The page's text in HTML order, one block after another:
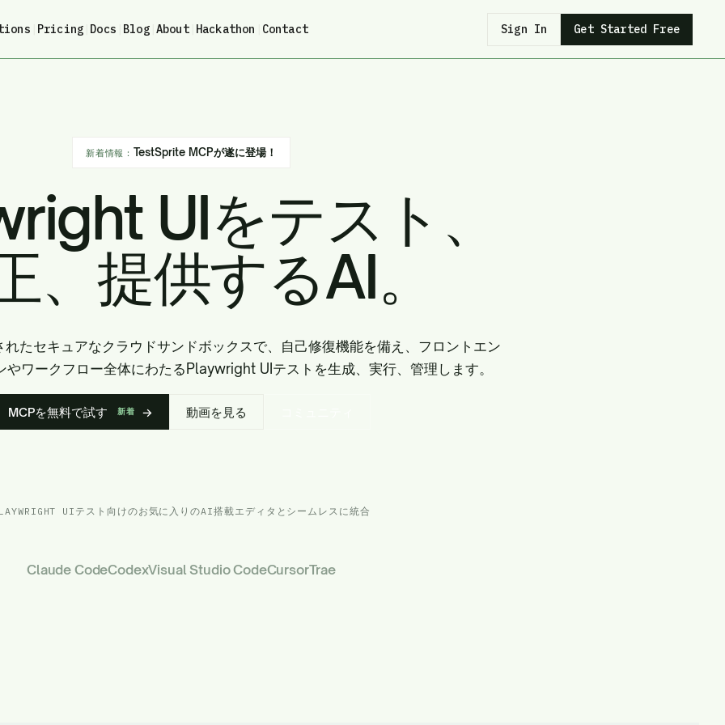
Pricing Docs Blog| About| Hackathon Contact Sign In Get Started Free
新着情報： TestSprite MCPが遂に登場！
UIをテスト、
、提供するAI。
れたセキュアなクラウドサンドボックスで、自己修復機能を備え、フロントエン
やワークフロー全体にわたるPlaywright UIテストを生成、実行、管理します。
MCPを無料で試す 新着 → 動画を見る
UIテスト向けのお気に入りのAI搭載エディタとシームレスに統合
Claude CodeCodexVisual Studio CodeCursorTrae